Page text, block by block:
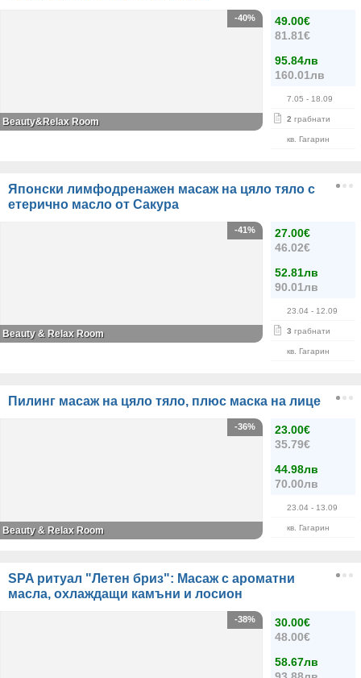
49.00€
81.81€
95.84лв
160.01лв
7.05 - 18.09
2 грабнати
кв. Гагарин
-40%
Beauty&Relax Room
Японски лимфодренажен масаж на цяло тяло с
етерично масло от Сакура
27.00€
46.02€
52.81лв
90.01лв
23.04 - 12.09
3 грабнати
кв. Гагарин
-41%
Beauty & Relax Room
Пилинг масаж на цяло тяло, плюс маска на лице
23.00€
35.79€
44.98лв
70.00лв
23.04 - 13.09
кв. Гагарин
-36%
Beauty & Relax Room
SPA ритуал "Летен бриз": Масаж с ароматни
масла, охлаждащи камъни и лосион
30.00€
48.00€
58.67лв
-38%